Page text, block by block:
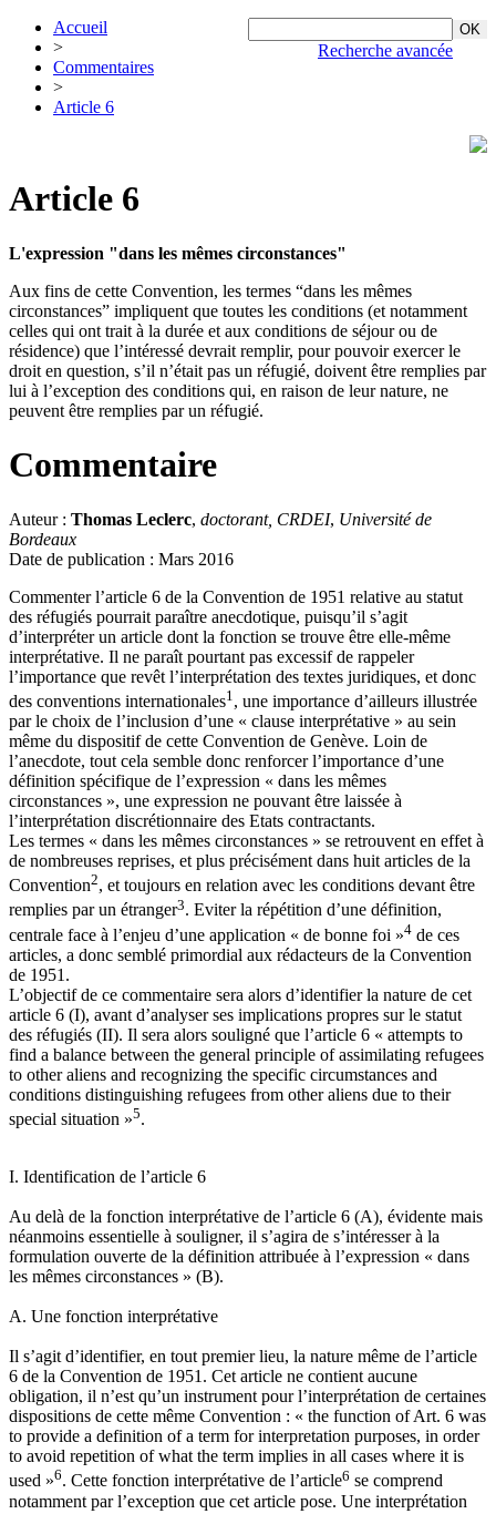
Recherche avancée
Accueil
>
Commentaires
>
Article 6
Article 6
L'expression "dans les mêmes circonstances"
Aux fins de cette Convention, les termes “dans les mêmes
circonstances” impliquent que toutes les conditions (et notamment
celles qui ont trait à la durée et aux conditions de séjour ou de
résidence) que l’intéressé devrait remplir, pour pouvoir exercer le
droit en question, s’il n’était pas un réfugié, doivent être remplies par
lui à l’exception des conditions qui, en raison de leur nature, ne
peuvent être remplies par un réfugié.
Commentaire
Auteur : Thomas Leclerc, doctorant, CRDEI, Université de
Bordeaux
Date de publication : Mars 2016
Commenter l’article 6 de la Convention de 1951 relative au statut
des réfugiés pourrait paraître anecdotique, puisqu’il s’agit
d’interpréter un article dont la fonction se trouve être elle-même
interprétative. Il ne paraît pourtant pas excessif de rappeler
l’importance que revêt l’interprétation des textes juridiques, et donc
des conventions internationales1 , une importance d’ailleurs illustrée
par le choix de l’inclusion d’une « clause interprétative » au sein
même du dispositif de cette Convention de Genève. Loin de
l’anecdote, tout cela semble donc renforcer l’importance d’une
définition spécifique de l’expression « dans les mêmes
circonstances », une expression ne pouvant être laissée à
l’interprétation discrétionnaire des Etats contractants.
Les termes « dans les mêmes circonstances » se retrouvent en effet à
de nombreuses reprises, et plus précisément dans huit articles de la
Convention2, et toujours en relation avec les conditions devant être
remplies par un étranger3. Eviter la répétition d’une définition,
centrale face à l’enjeu d’une application « de bonne foi »4 de ces
articles, a donc semblé primordial aux rédacteurs de la Convention
de 1951.
L’objectif de ce commentaire sera alors d’identifier la nature de cet
article 6 (I), avant d’analyser ses implications propres sur le statut
des réfugiés (II). Il sera alors souligné que l’article 6 « attempts to
find a balance between the general principle of assimilating refugees
to other aliens and recognizing the specific circumstances and
conditions distinguishing refugees from other aliens due to their
special situation »5.
I. Identification de l’article 6
Au delà de la fonction interprétative de l’article 6 (A), évidente mais
néanmoins essentielle à souligner, il s’agira de s’intéresser à la
formulation ouverte de la définition attribuée à l’expression « dans
les mêmes circonstances » (B).
A. Une fonction interprétative
Il s’agit d’identifier, en tout premier lieu, la nature même de l’article
6 de la Convention de 1951. Cet article ne contient aucune
obligation, il n’est qu’un instrument pour l’interprétation de certaines
dispositions de cette même Convention : « the function of Art. 6 was
to provide a definition of a term for interpretation purposes, in order
to avoid repetition of what the term implies in all cases where it is
used »6. Cette fonction interprétative de l’article6 se comprend
notamment par l’exception que cet article pose. Une interprétation